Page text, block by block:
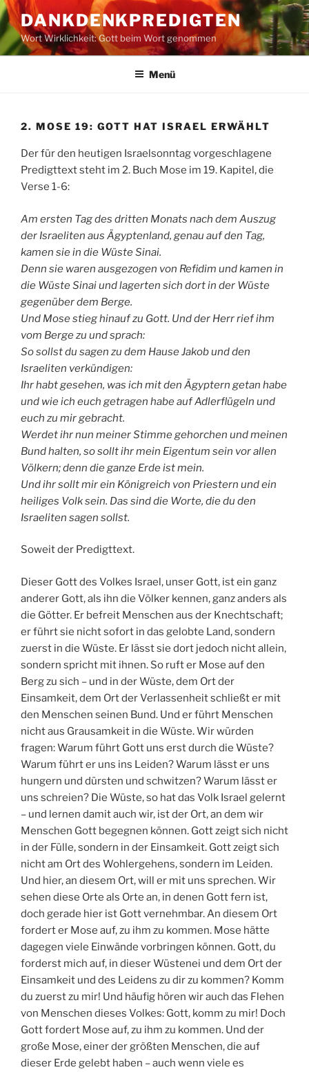
Zum
Inhalt
springen
DANKDENKPREDIGTEN
Wort Wirklichkeit: Gott beim Wort genommen
Menü
2. MOSE 19: GOTT HAT ISRAEL ERWÄHLT
Der für den heutigen Israelsonntag vorgeschlagene
Predigttext steht im 2. Buch Mose im 19. Kapitel, die
Verse 1-6:
Am ersten Tag des dritten Monats nach dem Auszug
der Israeliten aus Ägyptenland, genau auf den Tag,
kamen sie in die Wüste Sinai.
Denn sie waren ausgezogen von Refidim und kamen in
die Wüste Sinai und lagerten sich dort in der Wüste
gegenüber dem Berge.
Und Mose stieg hinauf zu Gott. Und der Herr rief ihm
vom Berge zu und sprach:
So sollst du sagen zu dem Hause Jakob und den
Israeliten verkündigen:
Ihr habt gesehen, was ich mit den Ägyptern getan habe
und wie ich euch getragen habe auf Adlerflügeln und
euch zu mir gebracht.
Werdet ihr nun meiner Stimme gehorchen und meinen
Bund halten, so sollt ihr mein Eigentum sein vor allen
Völkern; denn die ganze Erde ist mein.
Und ihr sollt mir ein Königreich von Priestern und ein
heiliges Volk sein. Das sind die Worte, die du den
Israeliten sagen sollst.
Soweit der Predigttext.
Dieser Gott des Volkes Israel, unser Gott, ist ein ganz
anderer Gott, als ihn die Völker kennen, ganz anders als
die Götter. Er befreit Menschen aus der Knechtschaft;
er führt sie nicht sofort in das gelobte Land, sondern
zuerst in die Wüste. Er lässt sie dort jedoch nicht allein,
sondern spricht mit ihnen. So ruft er Mose auf den
Berg zu sich – und in der Wüste, dem Ort der
Einsamkeit, dem Ort der Verlassenheit schließt er mit
den Menschen seinen Bund. Und er führt Menschen
nicht aus Grausamkeit in die Wüste. Wir würden
fragen: Warum führt Gott uns erst durch die Wüste?
Warum führt er uns ins Leiden? Warum lässt er uns
hungern und dürsten und schwitzen? Warum lässt er
uns schreien? Die Wüste, so hat das Volk Israel gelernt
– und lernen damit auch wir, ist der Ort, an dem wir
Menschen Gott begegnen können. Gott zeigt sich nicht
in der Fülle, sondern in der Einsamkeit. Gott zeigt sich
nicht am Ort des Wohlergehens, sondern im Leiden.
Und hier, an diesem Ort, will er mit uns sprechen. Wir
sehen diese Orte als Orte an, in denen Gott fern ist,
doch gerade hier ist Gott vernehmbar. An diesem Ort
fordert er Mose auf, zu ihm zu kommen. Mose hätte
dagegen viele Einwände vorbringen können. Gott, du
forderst mich auf, in dieser Wüstenei und dem Ort der
Einsamkeit und des Leidens zu dir zu kommen? Komm
du zuerst zu mir! Und häufig hören wir auch das Flehen
von Menschen dieses Volkes: Gott, komm zu mir! Doch
Gott fordert Mose auf, zu ihm zu kommen. Und der
große Mose, einer der größten Menschen, die auf
dieser Erde gelebt haben – auch wenn viele es